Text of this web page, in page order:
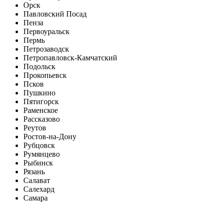
Орск
Павловский Посад
Пенза
Первоуральск
Пермь
Петрозаводск
Петропавловск-Камчатский
Подольск
Прокопьевск
Псков
Пушкино
Пятигорск
Раменское
Рассказово
Реутов
Ростов-на-Дону
Рубцовск
Румянцево
Рыбинск
Рязань
Салават
Салехард
Самара